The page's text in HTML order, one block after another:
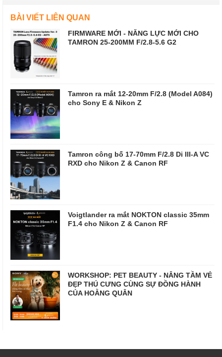
BÀI VIẾT LIÊN QUAN
FIRMWARE MỚI - NĂNG LỰC MỚI CHO
TAMRON 25-200MM F/2.8-5.6 G2
Tamron ra mắt 12-20mm F/2.8 (Model A084)
cho Sony E & Nikon Z
Tamron công bố 17-70mm F/2.8 Di III-A VC
RXD cho Nikon Z & Canon RF
Voigtlander ra mắt NOKTON classic 35mm
F1.4 cho Nikon Z & Canon RF
WORKSHOP: PET BEAUTY - NÂNG TẦM VẺ
ĐẸP THÚ CƯNG CÙNG SỰ ĐỒNG HÀNH
CỦA HOẰNG QUÂN